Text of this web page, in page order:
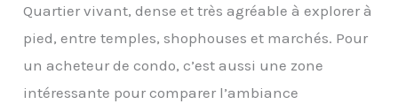
Quartier vivant, dense et très agréable à explorer à
pied, entre temples, shophouses et marchés. Pour
un acheteur de condo, c’est aussi une zone
intéressante pour comparer l’ambiance